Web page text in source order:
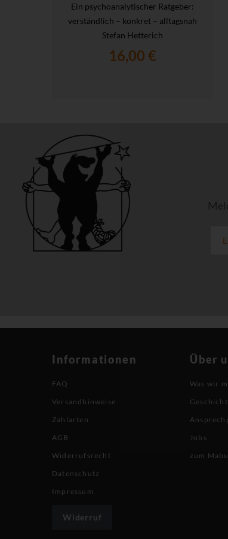
Ein psychoanalytischer Ratgeber:
verständlich – konkret – alltagsnah
Stefan Hetterich
16,00 €
Informationen
FAQ
Versandhinweise
Zahlarten
AGB
Widerrufsrecht
Datenschutz
Impressum
Widerruf
Über
Was wir
Jobs
zum